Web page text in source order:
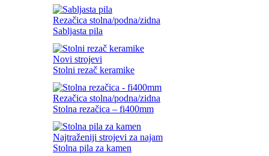
Rezačica stolna/podna/zidna
Sabljasta pila
Novi strojevi
Stolni rezač keramike
Rezačica stolna/podna/zidna
Stolna rezačica – fi400mm
Najtraženiji strojevi za najam
Stolna pila za kamen